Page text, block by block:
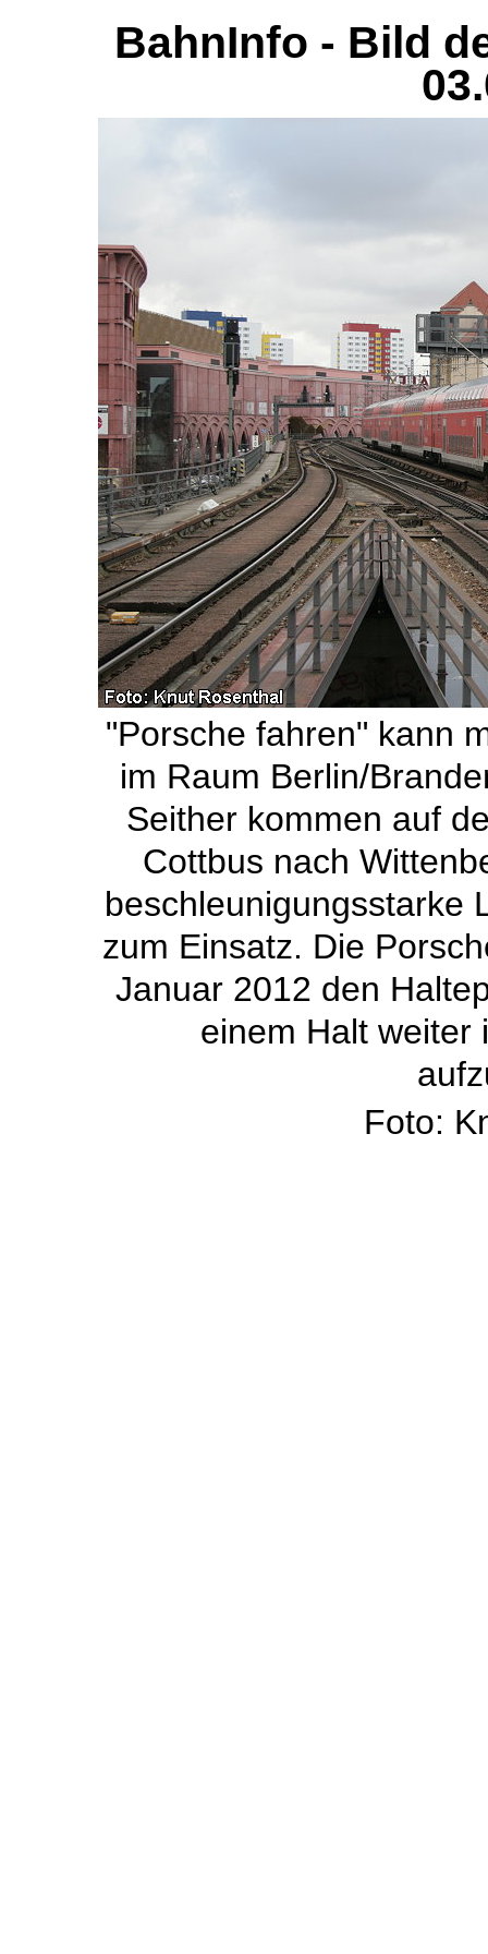
BahnInfo - Bild
"Porsche fahren" kann
im Raum Berlin/
Seither kommen auf
Cottbus nach
beschleunigungsstarke
zum Einsatz. Die
Januar 2012 den
einem Halt weiter
Foto: